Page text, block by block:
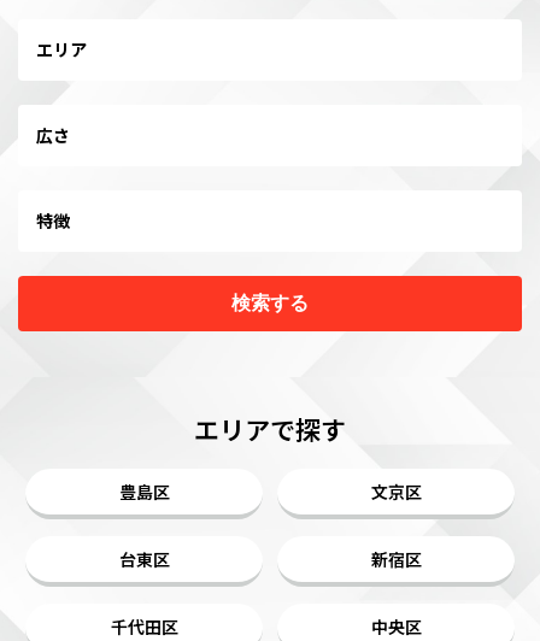
エリア
広さ
特徴
検索する
エリアで探す
豊島区 文京区
台東区 新宿区
千代田区 中央区